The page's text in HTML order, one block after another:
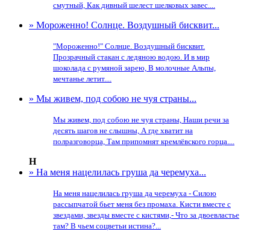
смутный, Как дивный шелест шелковых завес....
» Мороженно! Солнце. Воздушный бисквит...
"Мороженно!" Солнце. Воздушный бисквит.
Прозрачный стакан с ледяною водою. И в мир
шоколада с румяной зарею, В молочные Альпы,
мечтанье летит....
» Мы живем, под собою не чуя страны...
Мы живем, под собою не чуя страны, Наши речи за
десять шагов не слышны, А где хватит на
полразговорца, Там припомнят кремлёвского горца....
Н
» На меня нацелилась груша да черемуха...
На меня нацелилась груша да черемуха - Силою
рассыпчатой бьет меня без промаха. Кисти вместе с
звездами, звезды вместе с кистями,- Что за двоевластье
там? В чьем соцветьи истина?...